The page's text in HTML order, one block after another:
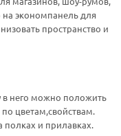
экономпанель для
пространство и
в него можно положить
цветам,свойствам.
полках и прилавках.